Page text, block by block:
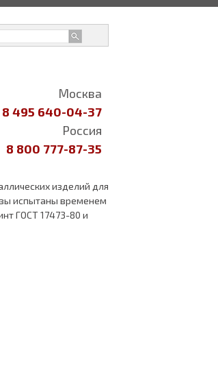
Москва
8 495 640-04-37
Россия
8 800 777-87-35
изделий для
испытаны временем
ГОСТ 17473-80 и